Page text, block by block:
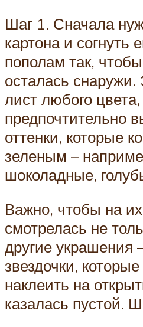
Шаг 1. Сначала
картона и согнуть
пополам так,
осталась
лист любого
предпочтительно
оттенки, которые
зеленым –
шоколадные,
Важно, чтобы на
смотрелась не
другие украшения
звездочки,
наклеить на
казалась пустой.